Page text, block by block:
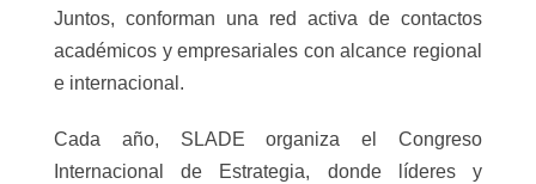
Juntos, conforman una red activa de contactos
académicos y empresariales con alcance regional
e internacional.
Cada año, SLADE organiza el Congreso
Internacional de Estrategia, donde líderes y